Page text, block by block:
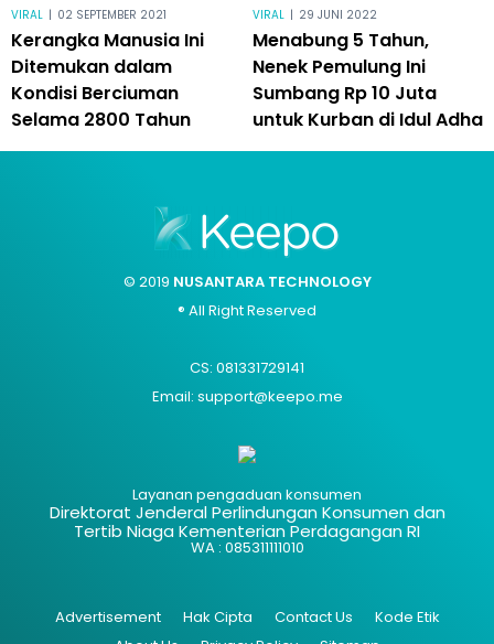
VIRAL | 02 SEPTEMBER 2021
Kerangka Manusia Ini
Ditemukan dalam
Kondisi Berciuman
Selama 2800 Tahun
VIRAL | 29 JUNI 2022
Menabung 5 Tahun,
Nenek Pemulung Ini
Sumbang Rp 10 Juta
untuk Kurban di Idul Adha
© 2019 NUSANTARA TECHNOLOGY
® All Right Reserved
CS: 081331729141
Email: support@keepo.me
Layanan pengaduan konsumen
Direktorat Jenderal Perlindungan Konsumen dan
Tertib Niaga Kementerian Perdagangan RI
WA : 085311111010
Advertisement Hak Cipta Contact Us
Kode Etik